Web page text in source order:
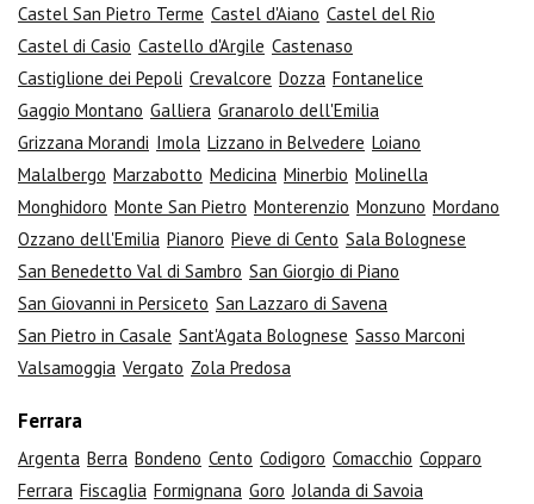
Castel San Pietro Terme Castel d'Aiano Castel del Rio
Castel di Casio Castello d'Argile Castenaso
Castiglione dei Pepoli Crevalcore Dozza Fontanelice
Gaggio Montano Galliera Granarolo dell'Emilia
Grizzana Morandi Imola Lizzano in Belvedere Loiano
Malalbergo Marzabotto Medicina Minerbio Molinella
Monghidoro Monte San Pietro Monterenzio Monzuno Mordano
Ozzano dell'Emilia Pianoro Pieve di Cento Sala Bolognese
San Benedetto Val di Sambro San Giorgio di Piano
San Giovanni in Persiceto San Lazzaro di Savena
San Pietro in Casale Sant'Agata Bolognese Sasso Marconi
Valsamoggia Vergato Zola Predosa
Ferrara
Argenta Berra Bondeno Cento Codigoro Comacchio Copparo
Ferrara Fiscaglia Formignana Goro Jolanda di Savoia